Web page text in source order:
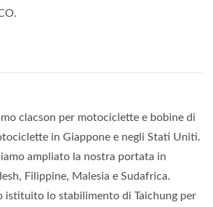
clacson per motociclette e bobine di
in Giappone e negli Stati Uniti.
ampliato la nostra portata in
Filippine, Malesia e Sudafrica.
istituito lo stabilimento di Taichung per